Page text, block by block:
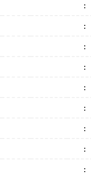
:
:
:
:
:
:
:
:
:
:
:
:
:
:
:
:
:
: